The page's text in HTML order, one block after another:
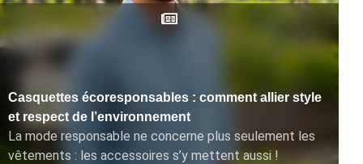
Casquettes écoresponsables : comment allier style
et respect de l’environnement
La mode responsable ne concerne plus seulement les
vêtements : les accessoires s’y mettent aussi !